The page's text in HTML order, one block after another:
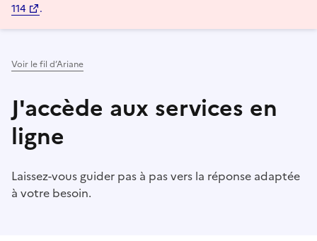
114
.
Voir le fil d’Ariane
J'accède aux services en
ligne
Laissez-vous guider pas à pas vers la réponse adaptée
à votre besoin.